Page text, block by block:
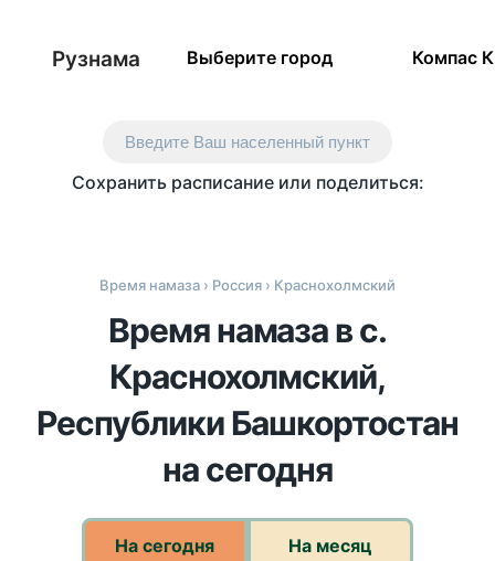
Рузнама Выберите город Компас
Введите Ваш населенный пункт
Сохранить расписание или поделиться:
Время намаза › Россия › Краснохолмский
Время намаза в с.
Краснохолмский,
Республики Башкортостан
на сегодня
На сегодня На месяц